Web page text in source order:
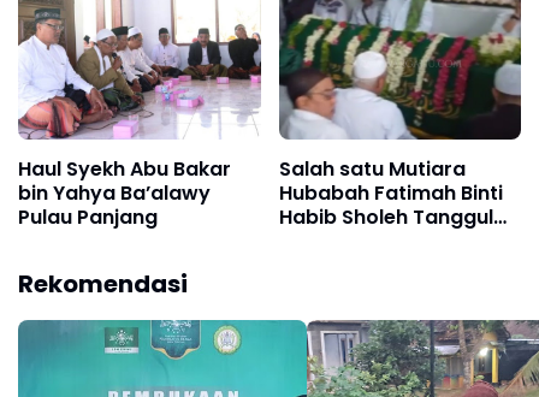
Haul Syekh Abu Bakar
bin Yahya Ba’alawy
Pulau Panjang
Salah satu Mutiara
Hubabah Fatimah Binti
Habib Sholeh Tanggul
Rekomendasi